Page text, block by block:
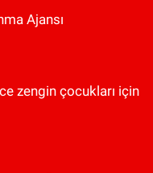
Ajansı
zengin çocukları için